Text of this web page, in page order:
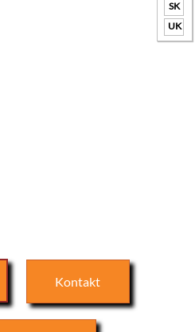
SK
UK
Kontakt